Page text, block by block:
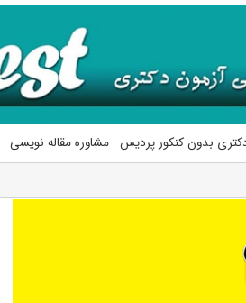
بدون کنکور پردیس مشاوره مقاله نویسی